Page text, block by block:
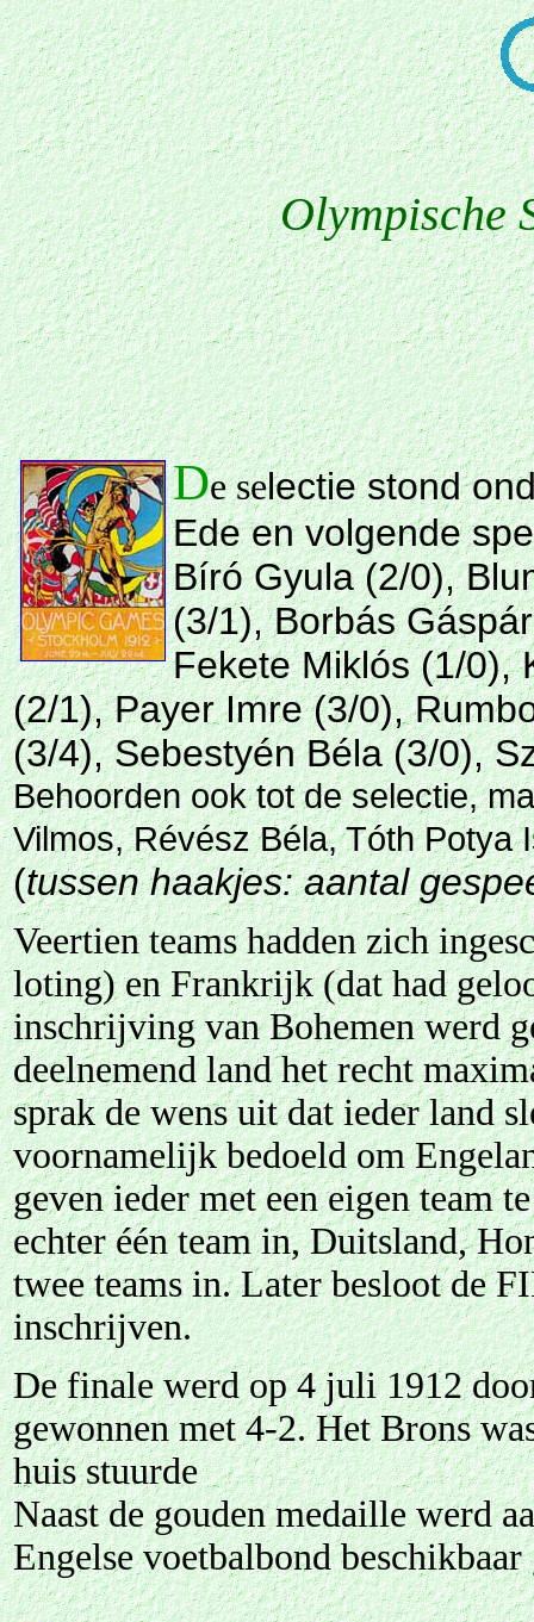
Olympische
De selectie stond
Ede en volgende
Bíró Gyula (2/0),
(3/1), Borbás
Fekete Miklós (1/0),
(2/1), Payer Imre (3/0),
(3/4), Sebestyén Béla (3/0),
Behoorden ook tot de selectie,
Vilmos, Révész Béla, Tóth Potya
(tussen haakjes: aantal
Veertien teams hadden zich
loting) en Frankrijk (dat had
inschrijving van Bohemen werd
deelnemend land het recht
sprak de wens uit dat ieder land
voornamelijk bedoeld om
geven ieder met een eigen team
echter één team in, Duitsland,
twee teams in. Later besloot de
inschrijven.
De finale werd op 4 juli 1912
gewonnen met 4-2. Het Brons
huis stuurde
Naast de gouden medaille werd
Engelse voetbalbond